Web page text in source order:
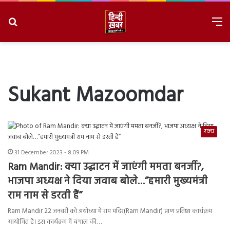
Sukant Mazoomdar
राज्य
31 December 2023 - 8:09 PM
Ram Mandir: क्या उद्घाटन में जाएंगी ममता बनर्जी?,
भाजपा अध्यक्ष ने दिया जवाब बोले…”हमारी मुख्यमंत्री
राम नाम से डरती हैं”
Ram Mandir 22 जनवरी को अयोध्या में राम मंदिर(Ram Mandir) प्राण प्रतिष्ठा कार्यक्रम
आयोजित है। इस कार्यक्रम में बंगाल की…